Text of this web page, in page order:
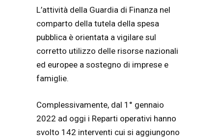
L’attività della Guardia di Finanza nel
comparto della tutela della spesa
pubblica è orientata a vigilare sul
corretto utilizzo delle risorse nazionali
ed europee a sostegno di imprese e
famiglie.
Complessivamente, dal 1° gennaio
2022 ad oggi i Reparti operativi hanno
svolto 142 interventi cui si aggiungono